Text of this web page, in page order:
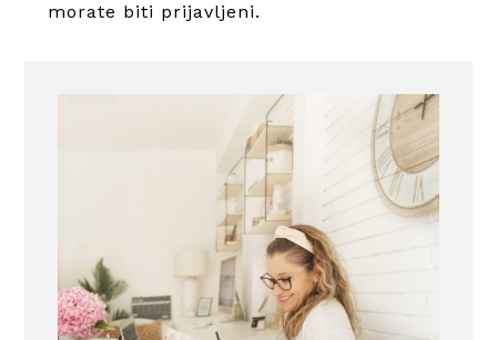
morate biti prijavljeni.